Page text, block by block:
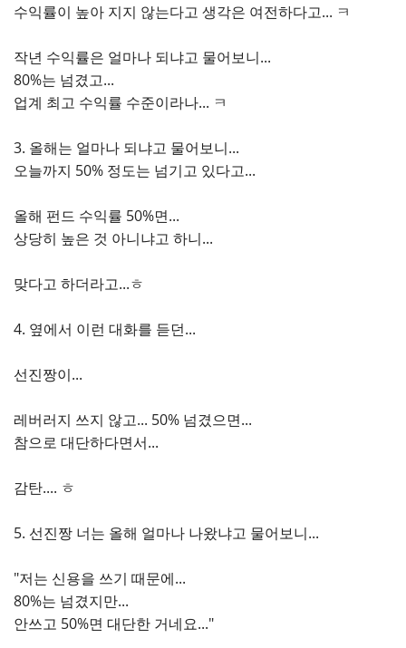
수익률이 높아 지지 않는다고 생각은 여전하다고... ㅋ
작년 수익률은 얼마나 되냐고 물어보니...
80%는 넘겼고...
업계 최고 수익률 수준이라나... ㅋ
3. 올해는 얼마나 되냐고 물어보니...
오늘까지 50% 정도는 넘기고 있다고...
올해 펀드 수익률 50%면...
상당히 높은 것 아니냐고 하니...
맞다고 하더라고...ㅎ
4. 옆에서 이런 대화를 듣던...
선진짱이...
레버러지 쓰지 않고... 50% 넘겼으면...
참으로 대단하다면서...
감탄.... ㅎ
5. 선진짱 너는 올해 얼마나 나왔냐고 물어보니...
"저는 신용을 쓰기 때문에...
80%는 넘겼지만...
안쓰고 50%면 대단한 거네요..."